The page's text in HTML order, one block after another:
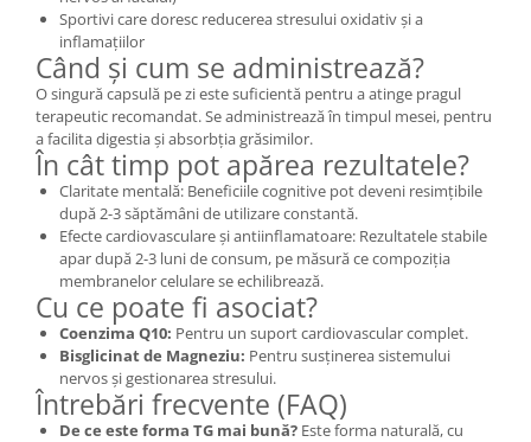
Sportivi care doresc reducerea stresului oxidativ și a
inflamațiilor
Când și cum se administrează?
O singură capsulă pe zi este suficientă pentru a atinge pragul
terapeutic recomandat. Se administrează în timpul mesei, pentru
a facilita digestia și absorbția grăsimilor.
În cât timp pot apărea rezultatele?
Claritate mentală: Beneficiile cognitive pot deveni resimțibile
după 2-3 săptămâni de utilizare constantă.
Efecte cardiovasculare și antiinflamatoare: Rezultatele stabile
apar după 2-3 luni de consum, pe măsură ce compoziția
membranelor celulare se echilibrează.
Cu ce poate fi asociat?
Coenzima Q10: Pentru un suport cardiovascular complet.
Bisglicinat de Magneziu: Pentru susținerea sistemului
nervos și gestionarea stresului.
Întrebări frecvente (FAQ)
De ce este forma TG mai bună? Este forma naturală, cu